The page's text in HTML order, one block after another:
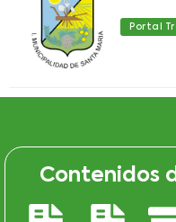
Portal
Contenidos